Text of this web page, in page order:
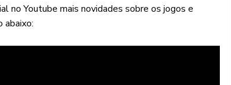
no Youtube mais novidades sobre os jogos e
abaixo: